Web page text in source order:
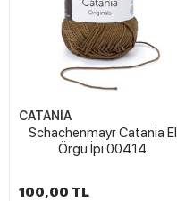
CATANİA
Schachenmayr Catania El
Örgü İpi 00414
100,00 TL